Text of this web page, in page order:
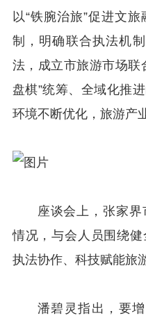
以“铁腕治旅”促进文
制，明确联合执法机
法，成立市旅游市场联
盘棋”统筹、全域化推
环境不断优化，旅游产
座谈会上，张家
情况，与会人员围绕
执法协作、科技赋能旅
潘碧灵指出，要